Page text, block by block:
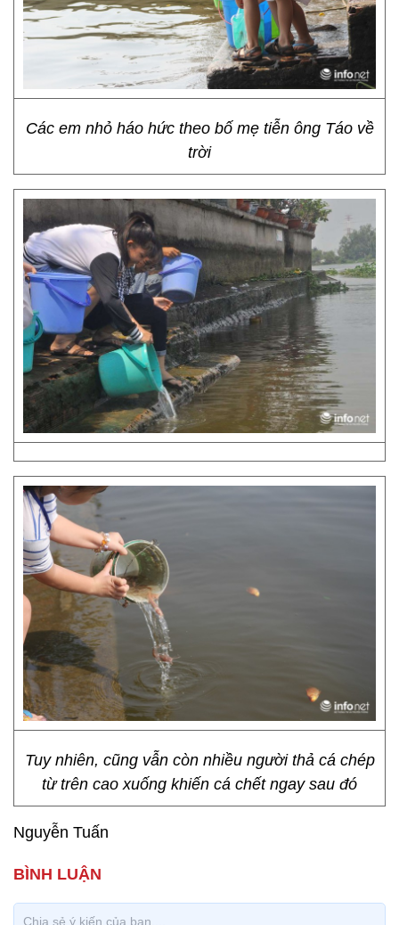
Các em nhỏ háo hức theo bố mẹ tiễn ông Táo về
trời
Tuy nhiên, cũng vẫn còn nhiều người thả cá chép
từ trên cao xuống khiến cá chết ngay sau đó
Nguyễn Tuấn